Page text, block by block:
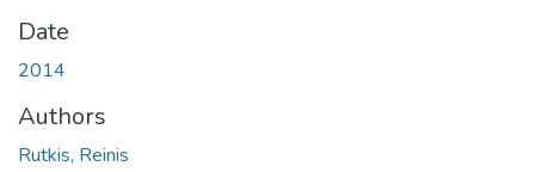
Date
2014
Authors
Rutkis, Reinis